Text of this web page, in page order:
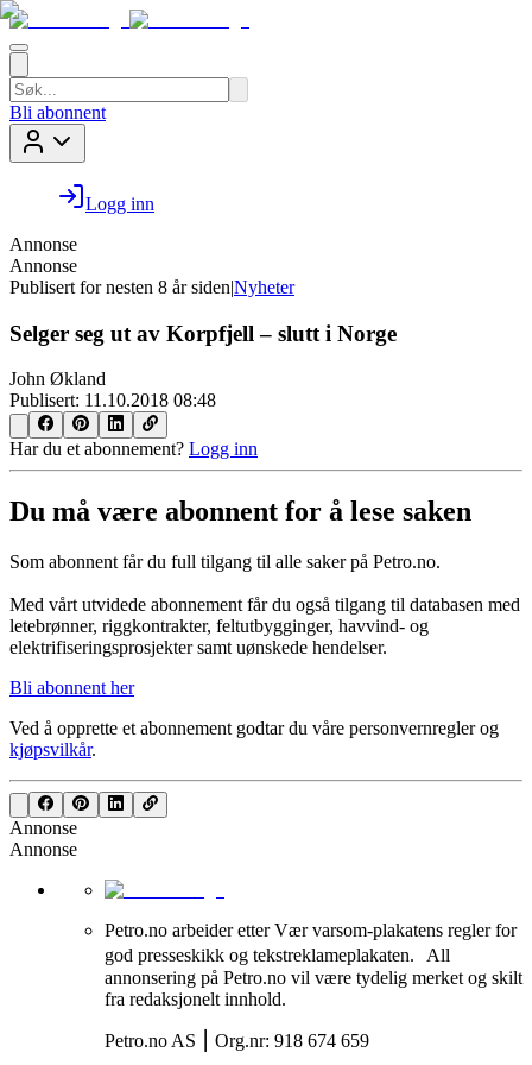
Bli abonnent
Logg inn
Annonse
Annonse
Publisert for nesten 8 år siden|Nyheter
Selger seg ut av Korpfjell – slutt i Norge
John Økland
Publisert: 11.10.2018 08:48
Har du et abonnement? Logg inn
Du må være abonnent for å lese saken
Som abonnent får du full tilgang til alle saker på Petro.no.
Med vårt utvidede abonnement får du også tilgang til databasen med
letebrønner, riggkontrakter, feltutbygginger, havvind- og
elektrifiseringsprosjekter samt uønskede hendelser.
Bli abonnent her
Ved å opprette et abonnement godtar du våre personvernreglerog
kjøpsvilkår.
Annonse
Annonse
Petro.no arbeider etter Vær varsom-plakatens regler for
god presseskikk og tekstreklameplakaten. All
annonsering på Petro.no vil være tydelig merket og skilt
fra redaksjonelt innhold.
Petro.no AS ⎮ Org.nr: 918 674 659